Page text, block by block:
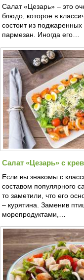
Салат «Цезарь» – это
блюдо, которое в
состоит из
пармезан. Иногда его…
Салат «Цезарь» с
Если вы знакомы с
составом популярного
то заметили, что его
– курятина. Заменив
морепродуктами,…